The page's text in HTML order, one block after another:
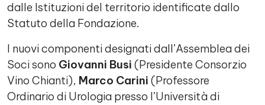
dalle Istituzioni del territorio identificate dallo
Statuto della Fondazione.
I nuovi componenti designati dall’Assemblea dei
Soci sono Giovanni Busi (Presidente Consorzio
Vino Chianti), Marco Carini (Professore
Ordinario di Urologia presso l’Università di